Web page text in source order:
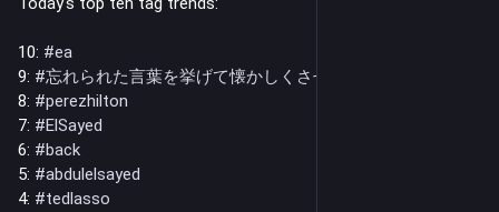
10: #ea
9: #忘れられた言葉を挙げて懐かしくさせた人が優勝
8: #perezhilton
7: #ElSayed
6: #back
5: #abdulelsayed
4: #tedlasso